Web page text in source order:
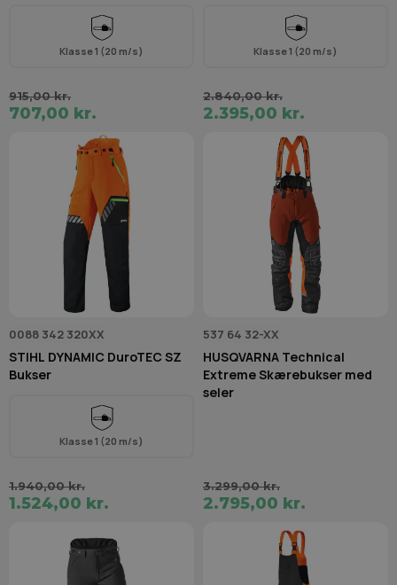
Klasse 1 (20 m/s)
915,00 kr.
707,00 kr.
Klasse 1 (20 m/s)
2.840,00 kr.
2.395,00 kr.
0088 342 320XX
STIHL DYNAMIC DuroTEC SZ
Bukser
Klasse 1 (20 m/s)
1.940,00 kr.
1.524,00 kr.
537 64 32-XX
HUSQVARNA Technical
Extreme Skærebukser med
seler
3.299,00 kr.
2.795,00 kr.